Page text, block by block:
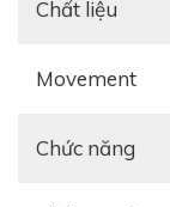
Tham khảo:
Chất liệu
Movement
Chức năng